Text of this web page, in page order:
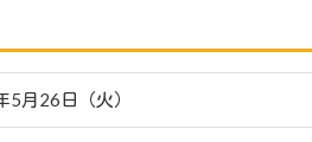
5月26日（火）